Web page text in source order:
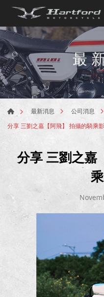
最
最新消息
公司消息
分享 三劉之嘉【阿飛】 拍攝的騎乘
分享 三劉之嘉